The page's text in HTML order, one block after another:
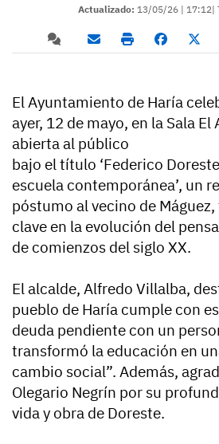
Actualizado: 13/05/26 | 17:12|
El Ayuntamiento de Haría
ayer, 12 de mayo, en la Sala
abierta al público
bajo el título ‘Federico
escuela contemporánea’, un
póstumo al vecino de
clave en la evolución del
de comienzos del siglo XX.
El alcalde, Alfredo Villalba,
pueblo de Haría cumple con
deuda pendiente con un
transformó la educación en
cambio social”. Además,
Olegario Negrín por su
vida y obra de Doreste.